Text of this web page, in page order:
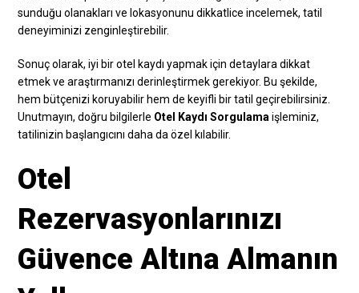
sunduğu olanakları ve lokasyonunu dikkatlice incelemek, tatil
deneyiminizi zenginleştirebilir.
Sonuç olarak, iyi bir otel kaydı yapmak için detaylara dikkat
etmek ve araştırmanızı derinleştirmek gerekiyor. Bu şekilde,
hem bütçenizi koruyabilir hem de keyifli bir tatil geçirebilirsiniz.
Unutmayın, doğru bilgilerle Otel Kaydı Sorgulama işleminiz,
tatilinizin başlangıcını daha da özel kılabilir.
Otel
Rezervasyonlarınızı
Güvence Altına Almanın